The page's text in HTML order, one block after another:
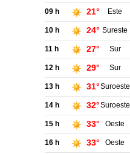
09 h 21° Este
10 h 24° Sureste
11 h 27° Sur
12 h 29° Sur
13 h 31°Suroeste
14 h 32°Suroeste
15 h 33° Oeste
16 h 33° Oeste